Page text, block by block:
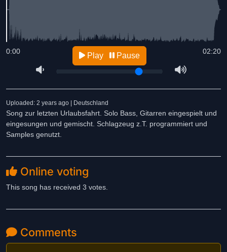
02:20
0:00 Play Pause
Uploaded: 2 years ago | Deutschland
Song zur letzten Urlaubsfahrt. Solo Bass, Gitarren eingespielt und
eingesungen und gemischt. Schlagzeug z.T. programmiert und
Samples genutzt.
Online voting
This song has received 3 votes.
Comments